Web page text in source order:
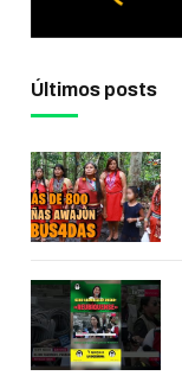
Últimos posts